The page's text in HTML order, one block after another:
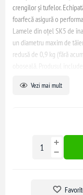
crengilor și tufelor.
foarfecă asigură o
Lamele din oțel SK5 de
un diametru maxim de
redusă de 0,9 kg (fără
Vezi mai mult